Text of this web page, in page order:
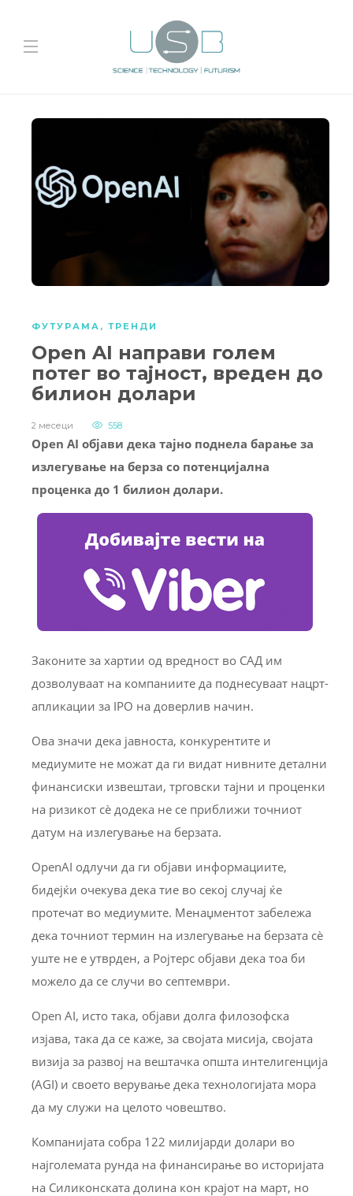
ФУТУРАМА , ТРЕНДИ
Open AI направи голем
потег во тајност, вреден до
билион долари
2 месеци 558
Open AI објави дека тајно поднела барање за
излегување на берза со потенцијална
проценка до 1 билион долари.
Законите за хартии од вредност во САД им
дозволуваат на компаниите да поднесуваат нацрт-
апликации за IPO на доверлив начин.
Ова значи дека јавноста, конкурентите и
медиумите не можат да ги видат нивните детални
финансиски извештаи, трговски тајни и проценки
на ризикот сè додека не се приближи точниот
датум на излегување на берзата.
OpenAI одлучи да ги објави информациите,
бидејќи очекува дека тие во секој случај ќе
протечат во медиумите. Менаџментот забележа
дека точниот термин на излегување на берзата сè
уште не е утврден, а Ројтерс објави дека тоа би
можело да се случи во септември.
Open AI, исто така, објави долга филозофска
изјава, така да се каже, за својата мисија, својата
визија за развој на вештачка општа интелигенција
(AGI) и своето верување дека технологијата мора
да му служи на целото човештво.
Компанијата собра 122 милијарди долари во
најголемата рунда на финансирање во историјата
на Силиконската долина кон крајот на март, но